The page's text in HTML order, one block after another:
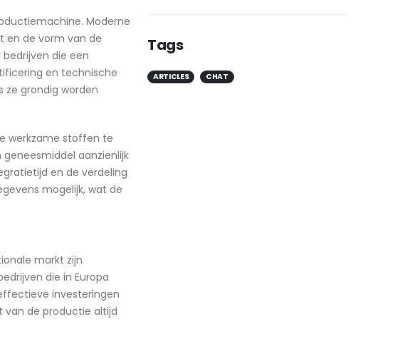
Moderne
en de vorm van de
die een
en technische
ze grondig worden
werkzame stoffen te
aanzienlijk
en de verdeling
mogelijk, wat de
markt zijn
die in Europa
investeringen
van de productie altijd
Tags
ARTICLES CHAT